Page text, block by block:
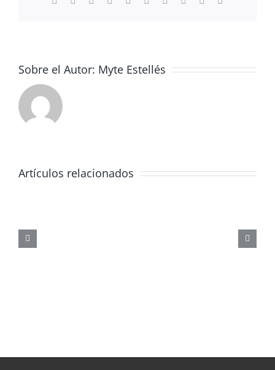
Sobre el Autor: Myte Estellés
Artículos relacionados